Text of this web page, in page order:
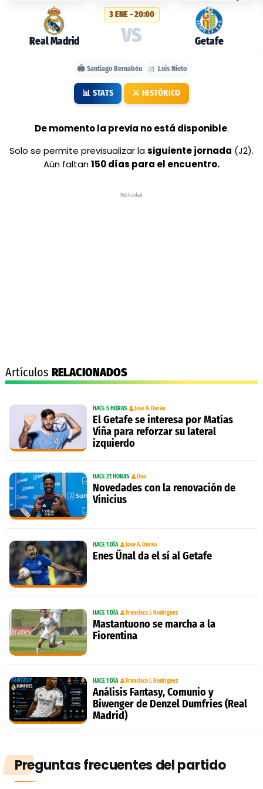
Madrid
Real Madrid
3 ENE - 20:00
VS Getafe
🏟️ Santiago Bernabéu Luis Nieto
📊 STATS ⚔️ HISTÓRICO
De momento la previa no está disponible.
Solo se permite previsualizar lasiguiente jornada (J2).
Aún faltan150 días para el encuentro.
Publicidad
Artículos RELACIONADOS
HACE 5 HORAS Jose A. Durán
El Getafe se interesa por Matías
Viña para reforzar su lateral
izquierdo
HACE 21 HORAS Ono
Novedades con la renovación de
Vinicius
HACE 1 DÍA Jose A. Durán
Enes Ünal da el sí al Getafe
HACE 1 DÍA Francisco J. Rodríguez
Mastantuono se marcha a la
Fiorentina
HACE 1 DÍA Francisco J. Rodríguez
Análisis Fantasy, Comunio y
Biwenger de Denzel Dumfries (Real
Madrid)
Preguntas frecuentes del partido